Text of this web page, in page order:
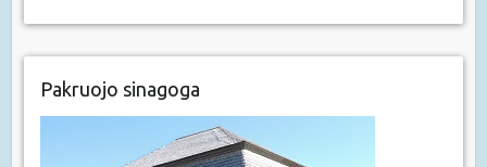
Pakruojo sinagoga